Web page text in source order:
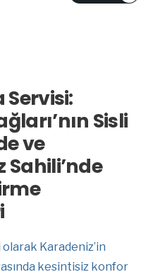
Servisi:
Sisli
ve
Sahili’nde
Karadeniz’in
kesintisiz konfor